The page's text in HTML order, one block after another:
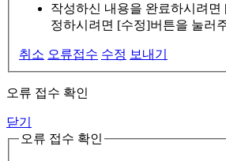
작성하신 내용을 완료하시려면
정하시려면 [수정]버튼을 눌러
취소 오류접수 수정 보내기
오류 접수 확인
닫기
오류 접수 확인